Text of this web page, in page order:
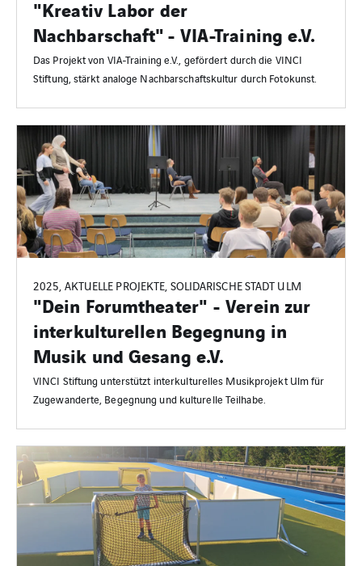
"Kreativ Labor der
Nachbarschaft" - VIA-Training e.V.
Das Projekt von VIA-Training e.V., gefördert durch die VINCI
Stiftung, stärkt analoge Nachbarschaftskultur durch Fotokunst.
2025, AKTUELLE PROJEKTE, SOLIDARISCHE STADT ULM
"Dein Forumtheater" - Verein zur
interkulturellen Begegnung in
Musik und Gesang e.V.
VINCI Stiftung unterstützt interkulturelles Musikprojekt Ulm für
Zugewanderte, Begegnung und kulturelle Teilhabe.